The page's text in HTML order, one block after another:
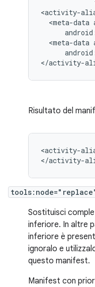
<activity-
<meta-data
<meta-data
</activity-
Risultato del
<activity-
</activity-
Sostituisci
inferiore. In altre
inferiore è
ignoralo e
questo manifest.
Manifest con